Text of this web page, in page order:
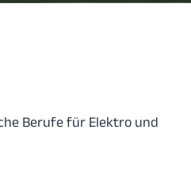
Berufe für Elektro und